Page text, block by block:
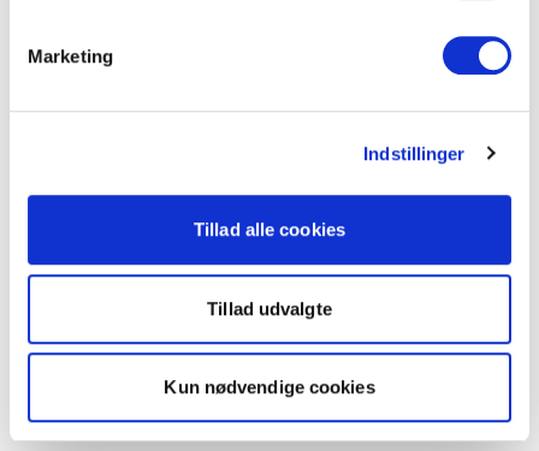
Marketing
Indstillinger
Tillad alle cookies
Tillad udvalgte
Kun nødvendige cookies